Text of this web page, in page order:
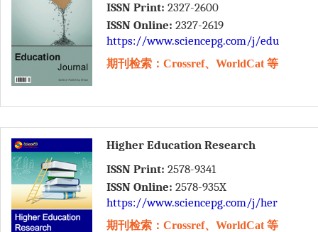
ISSN Print: 2327-2600
ISSN Online: 2327-2619
https://www.sciencepg.com/j/edu
期刊检索：Crossref、WorldCat 等
Higher Education Research
ISSN Print: 2578-9341
ISSN Online: 2578-935X
https://www.sciencepg.com/j/her
期刊检索：Crossref、WorldCat 等